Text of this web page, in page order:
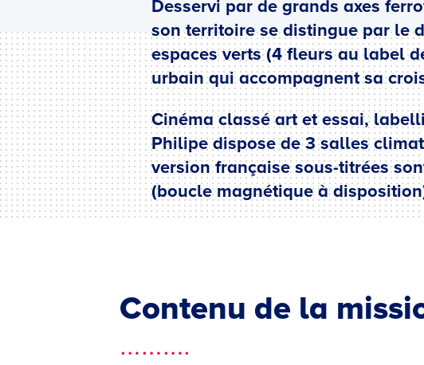
Desservi par de grands axes
son territoire se distingue par le
espaces verts (4 fleurs au label
urbain qui accompagnent sa
Cinéma classé art et essai,
Philipe dispose de 3 salles
version française sous-titrées
(boucle magnétique à
Contenu de la
……….